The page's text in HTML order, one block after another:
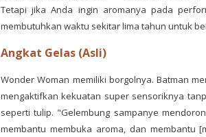
Tetapi jika Anda ingin aromanya pada
membutuhkan waktu sekitar lima tahun untuk
Angkat Gelas (Asli)
Wonder Woman memiliki borgolnya. Batman
mengaktifkan kekuatan super sensoriknya
seperti tulip. "Gelembung sampanye
membantu membuka aroma, dan membantu